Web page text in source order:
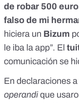
de robar 500
falso de mi
hiciera un Bizum
le iba la app”. El
comunicación se
En declaraciones a
operandique